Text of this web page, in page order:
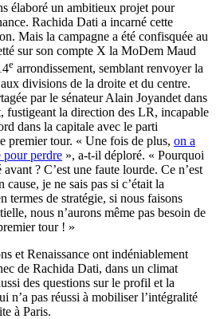
élaboré un ambitieux projet pour
Rachida Dati a incarné cette
Mais la campagne a été confisquée au
sur son compte X la MoDem Maud
e arrondissement, semblant renvoyer la
divisions de la droite et du centre.
par le sénateur Alain Joyandet dans
fustigeant la direction des LR, incapable
dans la capitale avec le parti
premier tour. « Une fois de plus, on a
perdre », a-t-il déploré. « Pourquoi
avant ? C’est une faute lourde. Ce n’est
je ne sais pas si c’était la
termes de stratégie, si nous faisons
nous n’aurons même pas besoin de
tour ! »
et Renaissance ont indéniablement
de Rachida Dati, dans un climat
des questions sur le profil et la
n’a pas réussi à mobiliser l’intégralité
à Paris.